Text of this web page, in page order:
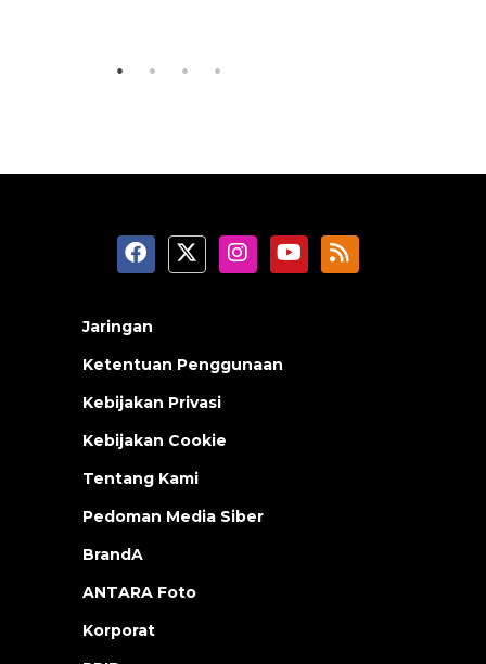
Jaringan
Ketentuan Penggunaan
Kebijakan Privasi
Kebijakan Cookie
Tentang Kami
Pedoman Media Siber
BrandA
ANTARA Foto
Korporat